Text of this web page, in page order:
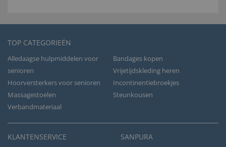
TOP CATEGORIEËN
Alledaagse hulpmiddelen voor
senioren
Bandages kopen
Vrijetijdskleding heren
Hoorversterkers voor senioren
Incontinentiebroekjes
Massagestoelen
Steunkousen
Verbandmateriaal
KLANTENSERVICE SANPURA